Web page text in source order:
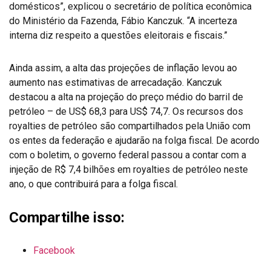
domésticos”, explicou o secretário de política econômica
do Ministério da Fazenda, Fábio Kanczuk. “A incerteza
interna diz respeito a questões eleitorais e fiscais.”
Ainda assim, a alta das projeções de inflação levou ao
aumento nas estimativas de arrecadação. Kanczuk
destacou a alta na projeção do preço médio do barril de
petróleo – de US$ 68,3 para US$ 74,7. Os recursos dos
royalties de petróleo são compartilhados pela União com
os entes da federação e ajudarão na folga fiscal. De acordo
com o boletim, o governo federal passou a contar com a
injeção de R$ 7,4 bilhões em royalties de petróleo neste
ano, o que contribuirá para a folga fiscal.
Compartilhe isso:
Facebook